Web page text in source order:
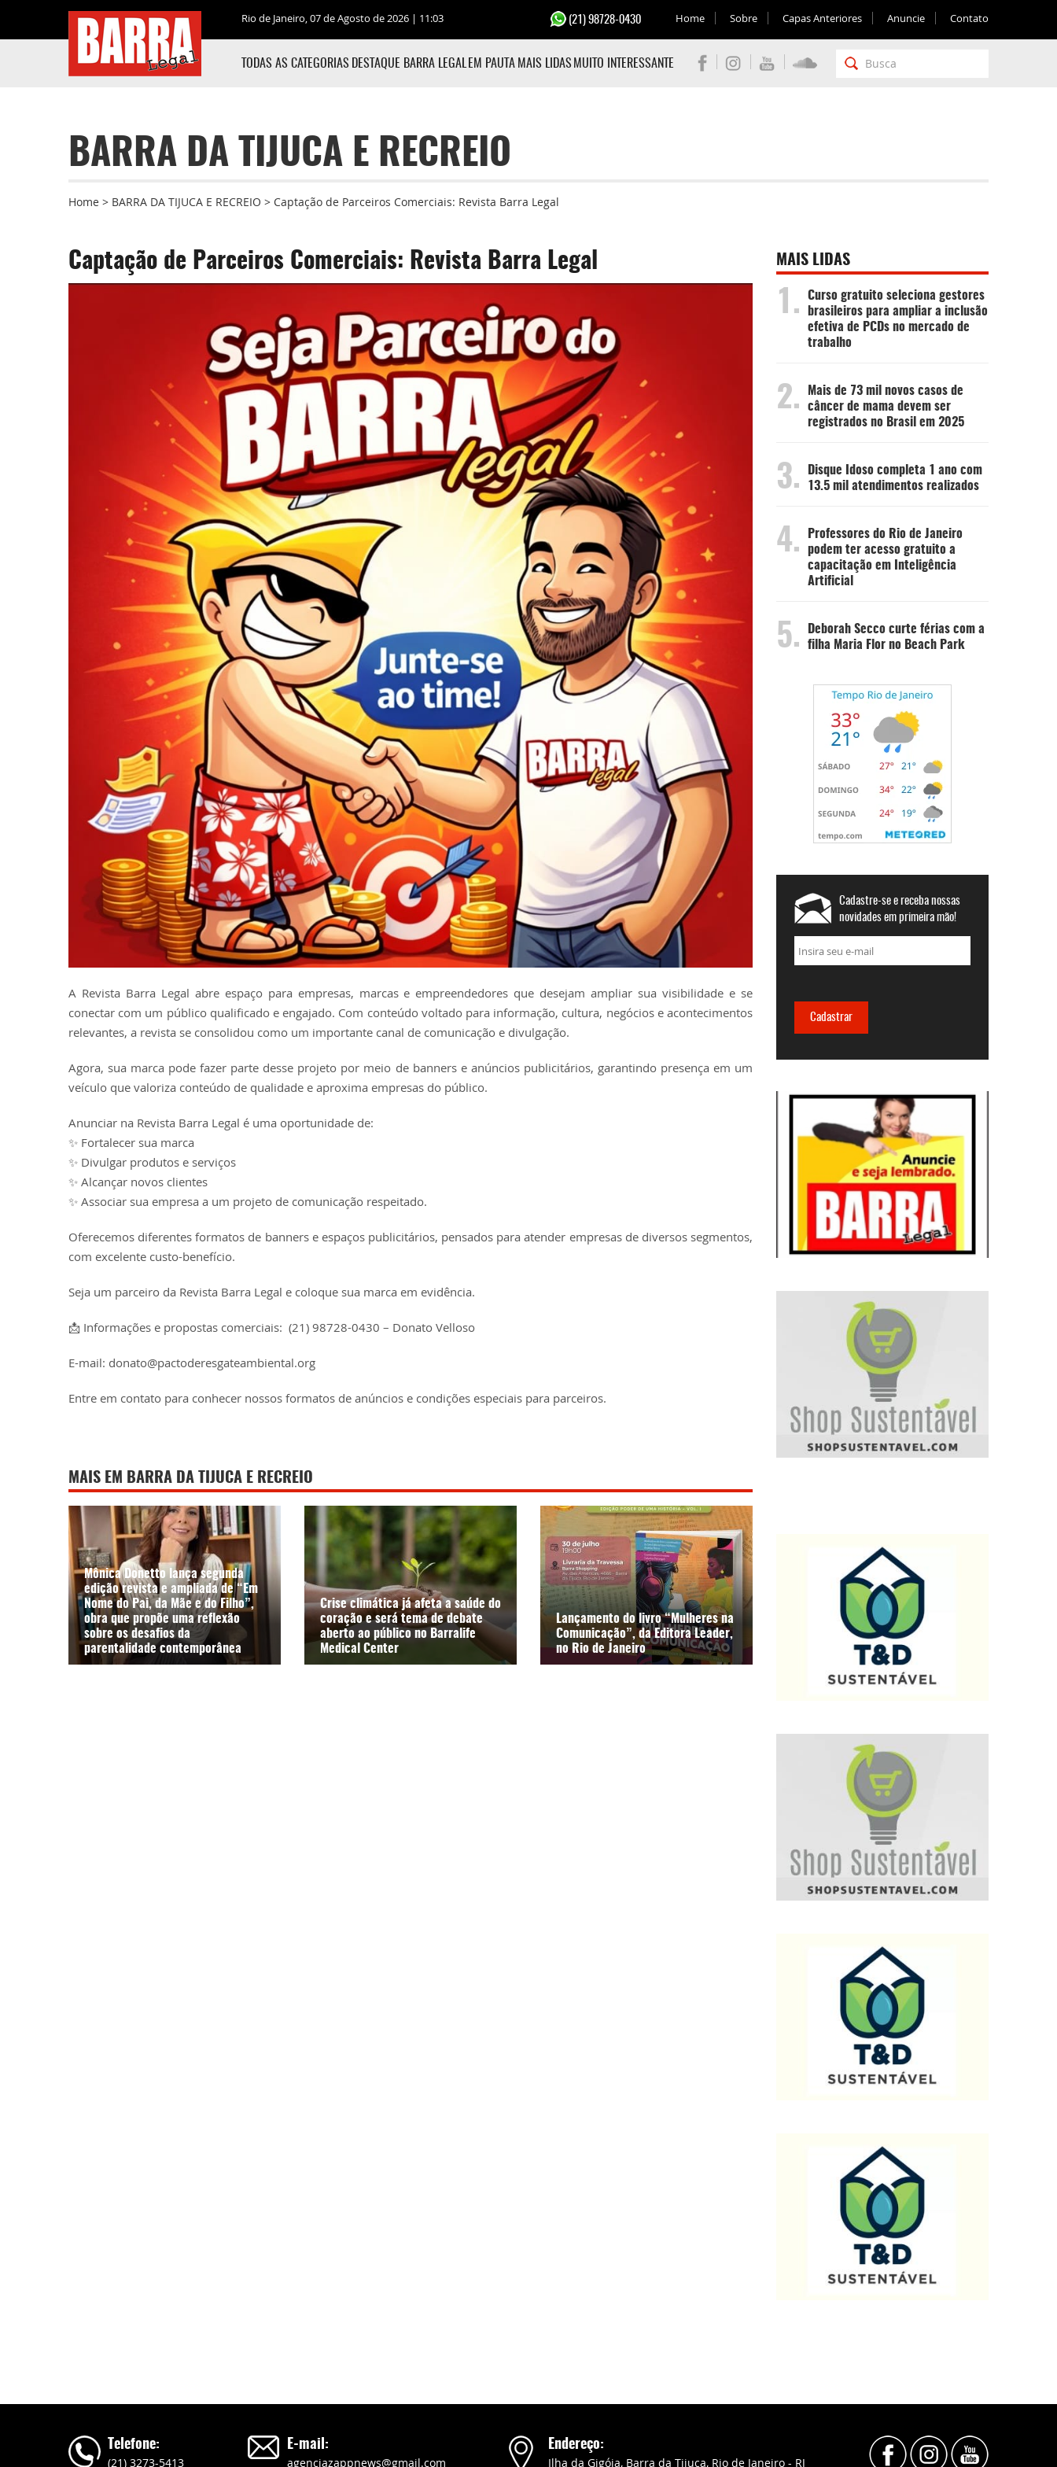
Rio de Janeiro, 07 de Agosto de 2026 | 11:03 (21) 98728-0430 Home Sobre Capas Anteriores Anuncie Contato
TODAS AS CATEGORIAS DESTAQUE BARRA LEGAL EM PAUTA MAIS LIDAS MUITO INTERESSANTE
BARRA DA TIJUCA E RECREIO
Home > BARRA DA TIJUCA E RECREIO > Captação de Parceiros Comerciais: Revista Barra Legal
Captação de Parceiros Comerciais: Revista Barra Legal
A Revista Barra Legal abre espaço para empresas, marcas e empreendedores que desejam ampliar sua visibilidade e se
conectar com um público qualificado e engajado. Com conteúdo voltado para informação, cultura, negócios e acontecimentos
relevantes, a revista se consolidou como um importante canal de comunicação e divulgação.
Agora, sua marca pode fazer parte desse projeto por meio de banners e anúncios publicitários, garantindo presença em um
veículo que valoriza conteúdo de qualidade e aproxima empresas do público.
Anunciar na Revista Barra Legal é uma oportunidade de:
✨ Fortalecer sua marca
✨ Divulgar produtos e serviços
✨ Alcançar novos clientes
✨ Associar sua empresa a um projeto de comunicação respeitado.
Oferecemos diferentes formatos de banners e espaços publicitários, pensados para atender empresas de diversos segmentos,
com excelente custo-benefício.
Seja um parceiro da Revista Barra Legal e coloque sua marca em evidência.
📩 Informações e propostas comerciais: (21) 98728-0430 – Donato Velloso
E-mail: donato@pactoderesgateambiental.org
Entre em contato para conhecer nossos formatos de anúncios e condições especiais para parceiros.
MAIS EM BARRA DA TIJUCA E RECREIO
Mônica Donetto lança segunda
edição revista e ampliada de “Em
Nome do Pai, da Mãe e do Filho”,
obra que propõe uma reflexão
sobre os desafios da
parentalidade contemporânea
Crise climática já afeta a saúde do
coração e será tema de debate
aberto ao público no Barralife
Medical Center
Lançamento do livro “Mulheres na
Comunicação”, da Editora Leader,
no Rio de Janeiro
MAIS LIDAS
1.
Curso gratuito seleciona gestores
brasileiros para ampliar a inclusão
efetiva de PCDs no mercado de
trabalho
2.
Mais de 73 mil novos casos de
câncer de mama devem ser
registrados no Brasil em 2025
3.
Disque Idoso completa 1 ano com
13.5 mil atendimentos realizados
4.
Professores do Rio de Janeiro
podem ter acesso gratuito a
capacitação em Inteligência
Artificial
5.
Deborah Secco curte férias com a
filha Maria Flor no Beach Park
Cadastre-se e receba nossas
novidades em primeira mão!
Telefone:
(21) 3273-5413
E-mail:
agenciazappnews@gmail.com
Endereço:
Ilha da Gigóia, Barra da Tijuca, Rio de Janeiro - RJ